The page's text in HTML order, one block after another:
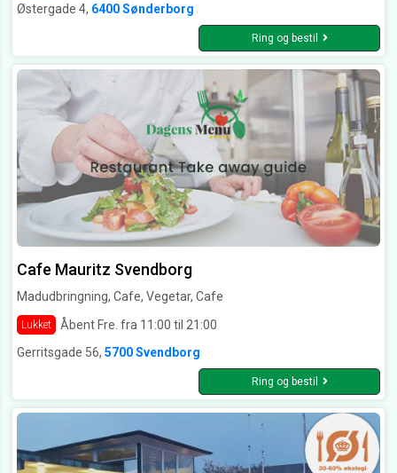
Østergade 4, 6400 Sønderborg
Ring og bestil
Cafe Mauritz Svendborg
Madudbringning, Cafe, Vegetar, Cafe
Lukket
Åbent Fre. fra 11:00 til 21:00
Gerritsgade 56, 5700 Svendborg
Ring og bestil